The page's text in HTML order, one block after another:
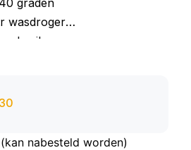
wasdroger
gebruik
nabesteld worden)